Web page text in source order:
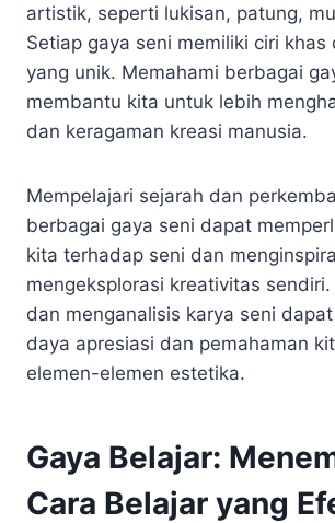
artistik, seperti lukisan, patung,
Setiap gaya seni memiliki ciri khas
yang unik. Memahami berbagai
membantu kita untuk lebih
dan keragaman kreasi manusia.
Mempelajari sejarah dan
berbagai gaya seni dapat
kita terhadap seni dan
mengeksplorasi kreativitas
dan menganalisis karya seni
daya apresiasi dan pemahaman
elemen-elemen estetika.
Gaya Belajar:
Cara Belajar yang